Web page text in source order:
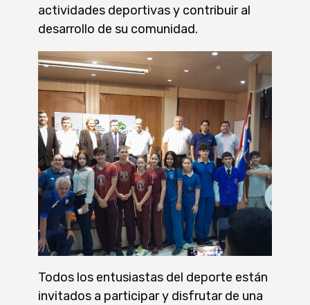
actividades deportivas y contribuir al
desarrollo de su comunidad.
Todos los entusiastas del deporte están
invitados a participar y disfrutar de una